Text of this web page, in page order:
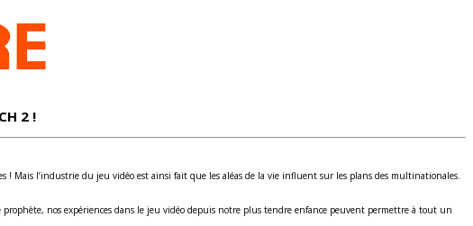
2 !
Mais l’industrie du jeu vidéo est ainsi fait que les aléas de la vie influent sur les plans des multinationales.
prophète, nos expériences dans le jeu vidéo depuis notre plus tendre enfance peuvent permettre à tout un